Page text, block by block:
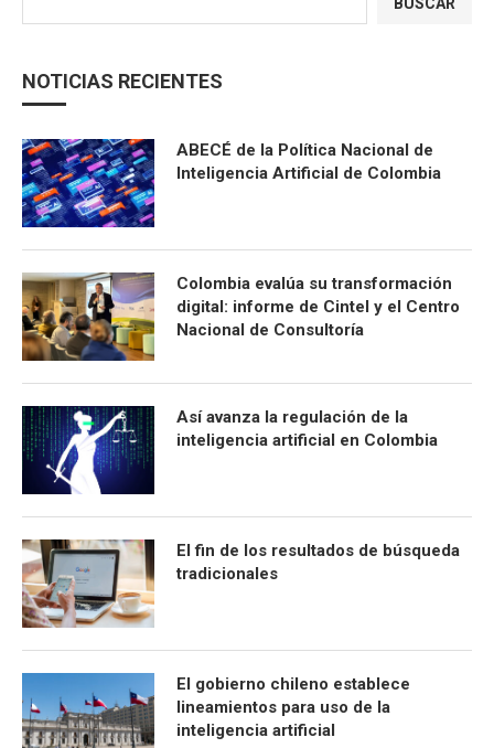
NOTICIAS RECIENTES
ABECÉ de la Política Nacional de
Inteligencia Artificial de Colombia
Colombia evalúa su transformación
digital: informe de Cintel y el Centro
Nacional de Consultoría
Así avanza la regulación de la
inteligencia artificial en Colombia
El fin de los resultados de búsqueda
tradicionales
El gobierno chileno establece
lineamientos para uso de la
inteligencia artificial